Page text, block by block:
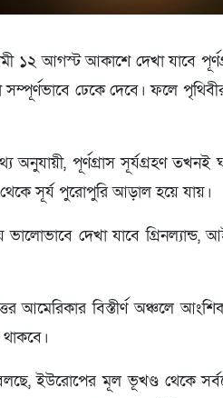
আগস্ট আকাশে দেখা যাবে
ঢেকে দেবে। ফলে পৃথিবীর
অনুযায়ী, পূর্ণগ্রাস সূর্যগ্রহণ
সূর্য পুরোপুরি আড়াল হয়ে যায়।
ভালোভাবে দেখা যাবে
বিস্তীর্ণ অঞ্চলে আংশিক
ইউরোপের মূল ভূখণ্ড থেকে